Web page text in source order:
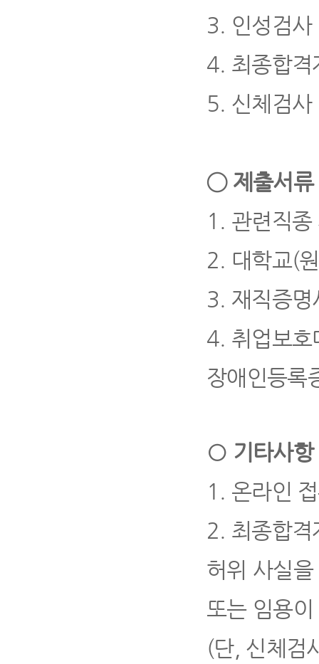
3. 인성검사
4. 최종합
5. 신체검사
◯ 제출서류
1. 관련직
2. 대학교(원
3. 재직증명
4. 취업보호
장애인등록
○ 기타사항
1. 온라인
2. 최종합
허위 사실
또는 임용
(단, 신체검